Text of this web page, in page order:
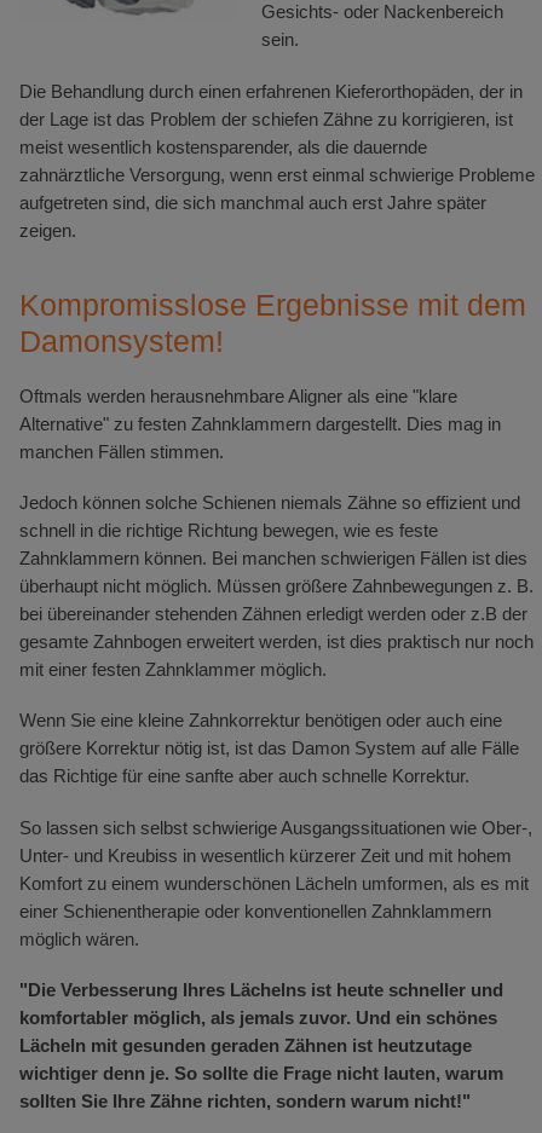
Gesichts- oder Nackenbereich
sein.
Die Behandlung durch einen erfahrenen Kieferorthopäden, der in
der Lage ist das Problem der schiefen Zähne zu korrigieren, ist
meist wesentlich kostensparender, als die dauernde
zahnärztliche Versorgung, wenn erst einmal schwierige Probleme
aufgetreten sind, die sich manchmal auch erst Jahre später
zeigen.
Kompromisslose Ergebnisse mit dem
Damonsystem!
Oftmals werden herausnehmbare Aligner als eine "klare
Alternative" zu festen Zahnklammern dargestellt. Dies mag in
manchen Fällen stimmen.
Jedoch können solche Schienen niemals Zähne so effizient und
schnell in die richtige Richtung bewegen, wie es feste
Zahnklammern können. Bei manchen schwierigen Fällen ist dies
überhaupt nicht möglich. Müssen größere Zahnbewegungen z. B.
bei übereinander stehenden Zähnen erledigt werden oder z.B der
gesamte Zahnbogen erweitert werden, ist dies praktisch nur noch
mit einer festen Zahnklammer möglich.
Wenn Sie eine kleine Zahnkorrektur benötigen oder auch eine
größere Korrektur nötig ist, ist das Damon System auf alle Fälle
das Richtige für eine sanfte aber auch schnelle Korrektur.
So lassen sich selbst schwierige Ausgangssituationen wie Ober-,
Unter- und Kreubiss in wesentlich kürzerer Zeit und mit hohem
Komfort zu einem wunderschönen Lächeln umformen, als es mit
einer Schienentherapie oder konventionellen Zahnklammern
möglich wären.
"Die Verbesserung Ihres Lächelns ist heute schneller und
komfortabler möglich, als jemals zuvor. Und ein schönes
Lächeln mit gesunden geraden Zähnen ist heutzutage
wichtiger denn je. So sollte die Frage nicht lauten, warum
sollten Sie Ihre Zähne richten, sondern warum nicht!"